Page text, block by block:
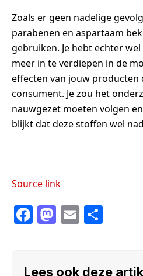
Zoals er geen nadelige
parabenen en aspartaam
gebruiken. Je hebt echter
meer in te verdiepen in de
effecten van jouw producten
consument. Je zou het
nauwgezet moeten volgen
blijkt dat deze stoffen wel
Source link
F
e
M
o
E
e
Lees ook deze